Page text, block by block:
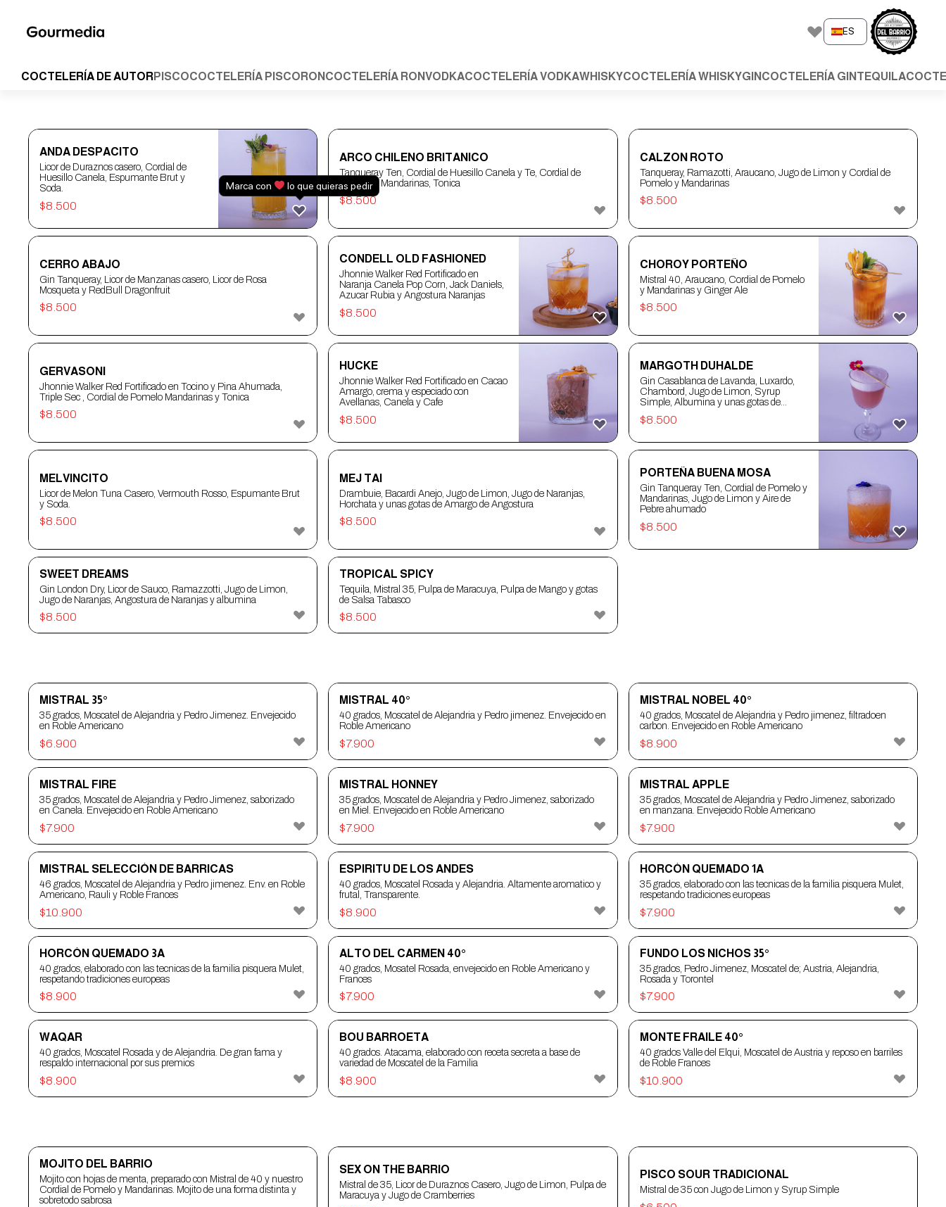
content
ES
COCTELERÍA DE AUTORPISCOCOCTELERÍA PISCO RON COCTELERÍA RONVODKACOCTELERÍA VODKAWHISKYCOCTELERÍA WHISKYGIN COCTELERÍA GIN TEQUILA
ANDA DESPACITO
Licor de Duraznos casero, Cordial de
Huesillo Canela, Espumante Brut y
Soda.
$8.500
ARCO CHILENO BRITANICO
Tanqueray Ten, Cordial de Huesillo Canela y Te, Cordial de
Pomelo y Mandarinas, Tonica
$8.500
CALZON ROTO
Tanqueray, Ramazotti, Araucano, Jugo de Limon y Cordial de
Pomelo y Mandarinas
$8.500
CERRO ABAJO
Gin Tanqueray, Licor de Manzanas casero, Licor de Rosa
Mosqueta y RedBull Dragonfruit
$8.500
CONDELL OLD FASHIONED
Jhonnie Walker Red Fortificado en
Naranja Canela Pop Corn, Jack Daniels,
Azucar Rubia y Angostura Naranjas
$8.500
CHOROY PORTEÑO
Mistral 40, Araucano, Cordial de Pomelo
y Mandarinas y Ginger Ale
$8.500
GERVASONI
Jhonnie Walker Red Fortificado en Tocino y Pina Ahumada,
Triple Sec , Cordial de Pomelo Mandarinas y Tonica
$8.500
HUCKE
Jhonnie Walker Red Fortificado en Cacao
Amargo, crema y especiado con
Avellanas, Canela y Cafe
$8.500
MARGOTH DUHALDE
Gin Casablanca de Lavanda, Luxardo,
Chambord, Jugo de Limon, Syrup
Simple, Albumina y unas gotas de
Angostura Naranjas
$8.500
MELVINCITO
Licor de Melon Tuna Casero, Vermouth Rosso, Espumante Brut
y Soda.
$8.500
MEJ TAI
Drambuie, Bacardi Anejo, Jugo de Limon, Jugo de Naranjas,
Horchata y unas gotas de Amargo de Angostura
$8.500
PORTEÑA BUENA MOSA
Gin Tanqueray Ten, Cordial de Pomelo y
Mandarinas, Jugo de Limon y Aire de
Pebre ahumado
$8.500
SWEET DREAMS
Gin London Dry, Licor de Sauco, Ramazzotti, Jugo de Limon,
Jugo de Naranjas, Angostura de Naranjas y albumina
$8.500
TROPICAL SPICY
Tequila, Mistral 35, Pulpa de Maracuya, Pulpa de Mango y gotas
de Salsa Tabasco
$8.500
MISTRAL 35°
35 grados, Moscatel de Alejandria y Pedro Jimenez. Envejecido
en Roble Americano
$6.900
MISTRAL 40°
40 grados, Moscatel de Alejandria y Pedro jimenez. Envejecido en
Roble Americano
$7.900
MISTRAL NOBEL 40°
40 grados, Moscatel de Alejandria y Pedro jimenez, filtradoen
carbon. Envejecido en Roble Americano
$8.900
MISTRAL FIRE
35 grados, Moscatel de Alejandria y Pedro Jimenez, saborizado
en Canela. Envejecido en Roble Americano
$7.900
MISTRAL HONNEY
35 grados, Moscatel de Alejandria y Pedro Jimenez, saborizado
en Miel. Envejecido en Roble Americano
$7.900
MISTRAL APPLE
35 grados, Moscatel de Alejandria y Pedro Jimenez, saborizado
en manzana. Envejecido Roble Americano
$7.900
MISTRAL SELECCIÓN DE BARRICAS
46 grados, Moscatel de Alejandria y Pedro jimenez. Env. en Roble
Americano, Rauli y Roble Frances
$10.900
ESPIRITU DE LOS ANDES
40 grados, Moscatel Rosada y Alejandria. Altamente aromatico y
frutal, Transparente.
$8.900
HORCÓN QUEMADO 1A
35 grados, elaborado con las tecnicas de la familia pisquera Mulet,
respetando tradiciones europeas
$7.900
HORCÓN QUEMADO 3A
40 grados, elaborado con las tecnicas de la familia pisquera Mulet,
respetando tradiciones europeas
$8.900
ALTO DEL CARMEN 40°
40 grados, Mosatel Rosada, envejecido en Roble Americano y
Frances
$7.900
FUNDO LOS NICHOS 35°
35 grados, Pedro Jimenez, Moscatel de; Austria, Alejandria,
Rosada y Torontel
$7.900
WAQAR
40 grados, Moscatel Rosada y de Alejandria. De gran fama y
respaldo internacional por sus premios
$8.900
BOU BARROETA
40 grados. Atacama, elaborado con receta secreta a base de
variedad de Moscatel de la Familia
$8.900
MONTE FRAILE 40°
40 grados Valle del Elqui, Moscatel de Austria y reposo en barriles
de Roble Frances
$10.900
MOJITO DEL BARRIO
Mojito con hojas de menta, preparado con Mistral de 40 y nuestro
Cordial de Pomelo y Mandarinas. Mojito de una forma distinta y
sobretodo sabrosa
SEX ON THE BARRIO
Mistral de 35, Licor de Duraznos Casero, Jugo de Limon, Pulpa de
Maracuya y Jugo de Cramberries
PISCO SOUR TRADICIONAL
Mistral de 35 con Jugo de Limon y Syrup Simple
Marca con lo que quieras pedir